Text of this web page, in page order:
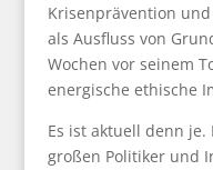
Krisenprävention
als Ausfluss von
Wochen vor seinem
energische ethische
Es ist aktuell denn je.
großen Politiker und